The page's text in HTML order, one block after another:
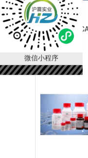
微信小程序
DL-苯甘氨酸
2835-06-
5（
￥150.00
已有80